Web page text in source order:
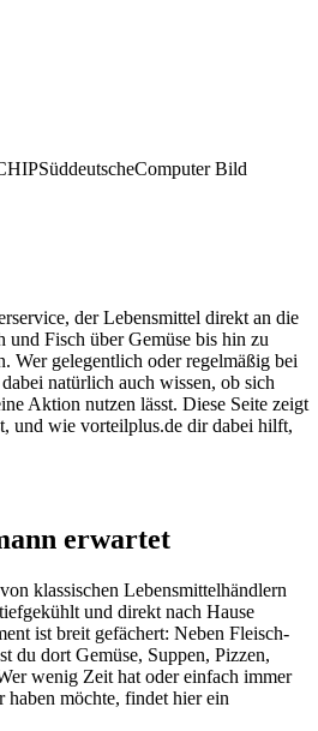
SüddeutscheComputer Bild
der Lebensmittel direkt an die
Fisch über Gemüse bis hin zu
Wer gelegentlich oder regelmäßig bei
natürlich auch wissen, ob sich
Aktion nutzen lässt. Diese Seite zeigt
und wie vorteilplus.de dir dabei hilft,
erwartet
klassischen Lebensmittelhändlern
und direkt nach Hause
ist breit gefächert: Neben Fleisch-
du dort Gemüse, Suppen, Pizzen,
wenig Zeit hat oder einfach immer
haben möchte, findet hier ein